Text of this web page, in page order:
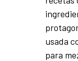
usada
para